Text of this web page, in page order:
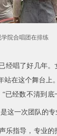
学院合唱团在排练
经唱了好几年。
在这个舞台上。
“已经数不清到底
这一次团队的
乐指导，专业的